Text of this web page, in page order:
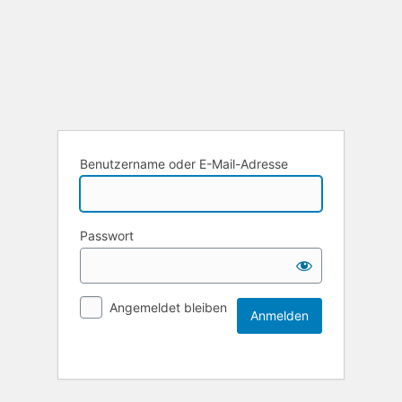
Benutzername oder E-Mail-Adresse
Passwort
Angemeldet bleiben